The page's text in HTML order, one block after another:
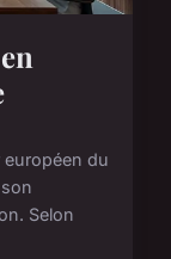
européen du
Selon